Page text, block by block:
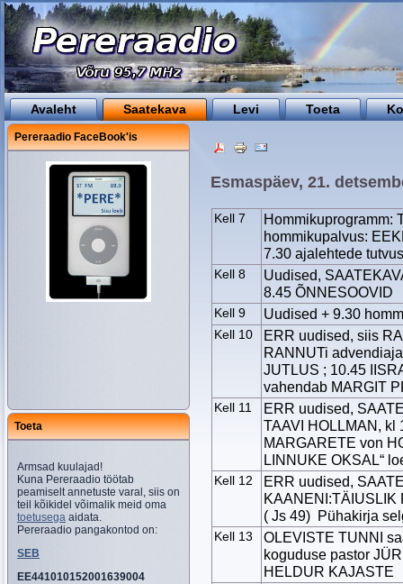
Avaleht Saatekava Levi Toeta
Pereraadio FaceBook'is
Toeta
Armsad kuulajad!
Kuna Pereraadio töötab
peamiselt annetuste varal, siis on
teil kõikidel võimalik meid oma
toetusega aidata.
Pereraadio pangakontod on:
SEB
EE441010152001639004
Esmaspäev, 21.
Kell 7
Hommikuprogramm:
hommikupalvus:
7.30 ajalehtede
Kell 8
Uudised,
8.45 ÕNNESOOVID
Kell 9 Uudised + 9.30
Kell 10
ERR uudised, siis
RANNUTi
JUTLUS ; 10.45
vahendab MARGIT
Kell 11
ERR uudised,
TAAVI HOLLMAN, kl
MARGARETE von
LINNUKE OKSAL“
Kell 12
ERR uudised,
KAANENI:TÄIUSLIK
( Js 49) Pühakirja
Kell 13
OLEVISTE TUNNI
koguduse pastor
HELDUR KAJASTE